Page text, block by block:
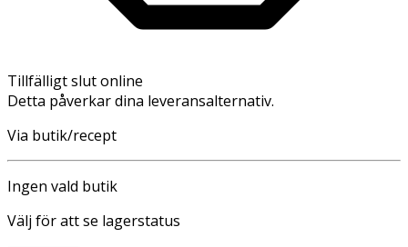
Tillfälligt slut online
Detta påverkar dina leveransalternativ.
Via butik/recept
Ingen vald butik
Välj för att se lagerstatus